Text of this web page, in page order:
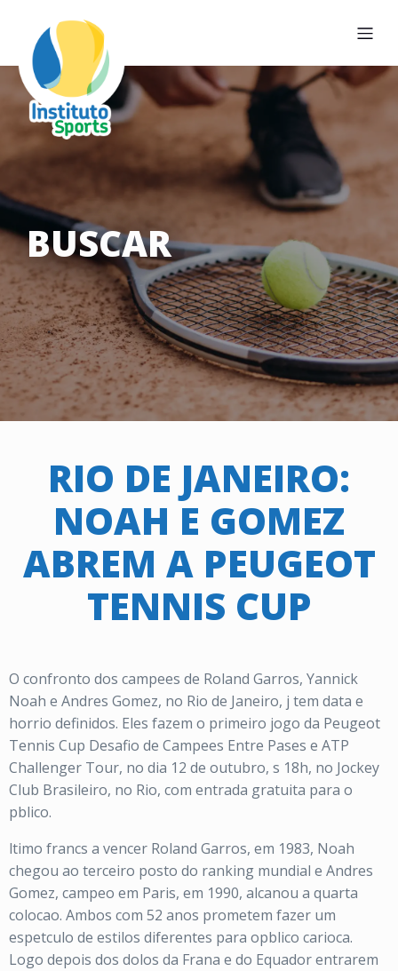
BUSCAR
RIO DE JANEIRO:
NOAH E GOMEZ
ABREM A PEUGEOT
TENNIS CUP
O confronto dos campees de Roland Garros, Yannick
Noah e Andres Gomez, no Rio de Janeiro, j tem data e
horrio definidos. Eles fazem o primeiro jogo da Peugeot
Tennis Cup Desafio de Campees Entre Pases e ATP
Challenger Tour, no dia 12 de outubro, s 18h, no Jockey
Club Brasileiro, no Rio, com entrada gratuita para o
pblico.
ltimo francs a vencer Roland Garros, em 1983, Noah
chegou ao terceiro posto do ranking mundial e Andres
Gomez, campeo em Paris, em 1990, alcanou a quarta
colocao. Ambos com 52 anos prometem fazer um
espetculo de estilos diferentes para opblico carioca.
Logo depois dos dolos da Frana e do Equador entrarem